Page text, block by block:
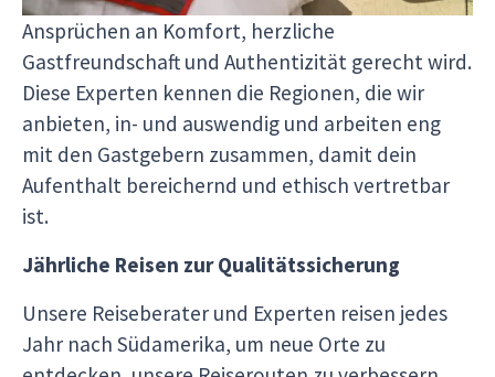
Ansprüchen an Komfort, herzliche
Gastfreundschaft und Authentizität gerecht wird.
Diese Experten kennen die Regionen, die wir
anbieten, in- und auswendig und arbeiten eng
mit den Gastgebern zusammen, damit dein
Aufenthalt bereichernd und ethisch vertretbar
ist.
Jährliche Reisen zur Qualitätssicherung
Unsere Reiseberater und Experten reisen jedes
Jahr nach Südamerika, um neue Orte zu